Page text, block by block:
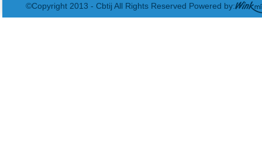
©Copyright 2013 - Cbtij All Rights Reserved Powered by: